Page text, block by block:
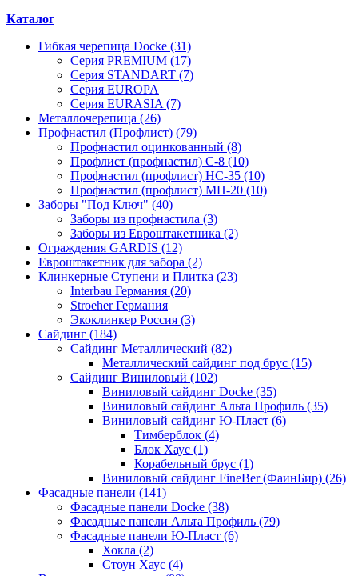
Каталог
Гибкая черепица Docke (31)
Серия PREMIUM (17)
Серия STANDART (7)
Серия EUROPA
Серия EURASIA (7)
Металлочерепица (26)
Профнастил (Профлист) (79)
Профнастил оцинкованный (8)
Профлист (профнастил) С-8 (10)
Профнастил (профлист) НС-35 (10)
Профнастил (профлист) МП-20 (10)
Заборы "Под Ключ" (40)
Заборы из профнастила (3)
Заборы из Евроштакетника (2)
Ограждения GARDIS (12)
Евроштакетник для забора (2)
Клинкерные Ступени и Плитка (23)
Interbau Германия (20)
Stroeher Германия
Экоклинкер Россия (3)
Сайдинг (184)
Сайдинг Металлический (82)
Металлический сайдинг под брус (15)
Сайдинг Виниловый (102)
Виниловый сайдинг Docke (35)
Виниловый сайдинг Альта Профиль (35)
Виниловый сайдинг Ю-Пласт (6)
Тимберблок (4)
Блок Хаус (1)
Корабельный брус (1)
Виниловый сайдинг FineBer (ФаинБир) (26)
Фасадные панели (141)
Фасадные панели Docke (38)
Фасадные панели Альта Профиль (79)
Фасадные панели Ю-Пласт (6)
Хокла (2)
Стоун Хаус (4)